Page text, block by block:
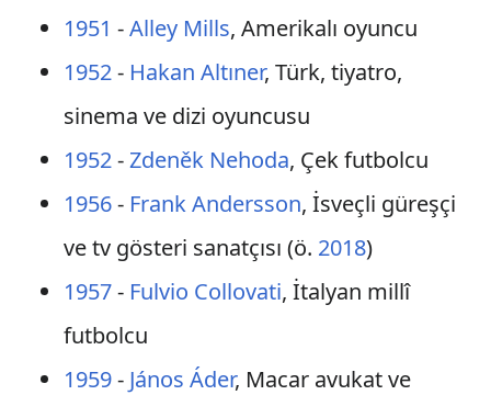
1951 -Alley Mills, Amerikalı oyuncu
1952- Hakan Altıner, Türk, tiyatro,
sinema ve dizi oyuncusu
1952-Zdeněk Nehoda, Çek futbolcu
1956- Frank Andersson, İsveçli güreşçi
ve tv gösteri sanatçısı (ö. 2018)
1957- Fulvio Collovati, İtalyan millî
futbolcu
1959- János Áder, Macar avukat ve